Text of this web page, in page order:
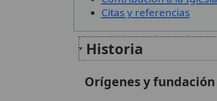
Citas y referencias
Historia
Orígenes y fundación